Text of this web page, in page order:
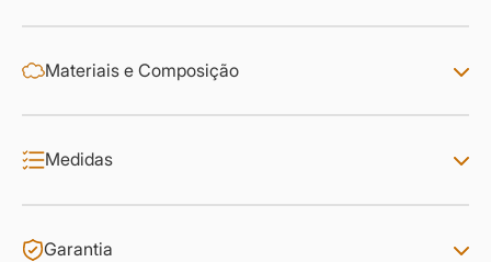
Materiais e Composição
Medidas
Garantia